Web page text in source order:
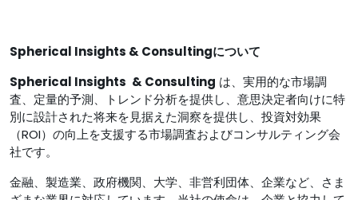
Spherical Insights & Consultingについて
Spherical Insights & Consulting は、実用的な市場調
査、定量的予測、トレンド分析を提供し、意思決定者向けに特
別に設計された将来を見据えた洞察を提供し、投資対効果
（ROI）の向上を支援する市場調査およびコンサルティング会
社です。
金融、製造業、政府機関、大学、非営利団体、企業など、さま